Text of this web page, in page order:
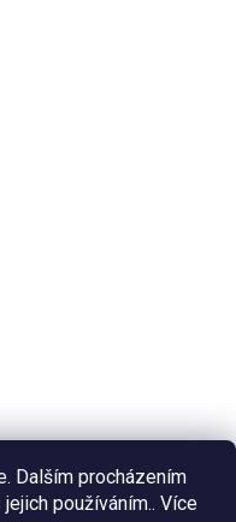
Dalším procházením
používáním.. Více